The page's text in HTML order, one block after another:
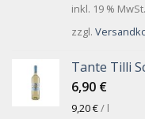
inkl. 19 % MwSt.
zzgl.
Tante Tilli
6,90 €
9,20€/ l